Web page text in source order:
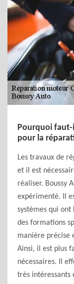
Pourquoi
pour la
Les travaux de
et il est
réaliser. Boussy
expérimenté. Il
systèmes qui
des formations
manière précise
Ainsi, il est plus
nécessaires. Il
très intéressants